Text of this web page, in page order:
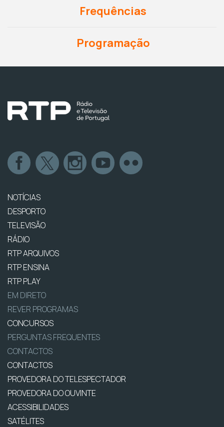
Frequências
Programação
NOTÍCIAS
DESPORTO
TELEVISÃO
RÁDIO
RTP ARQUIVOS
RTP ENSINA
RTP PLAY
EM DIRETO
REVER PROGRAMAS
CONCURSOS
PERGUNTAS FREQUENTES
CONTACTOS
CONTACTOS
PROVEDORA DO TELESPECTADOR
PROVEDORA DO OUVINTE
ACESSIBILIDADES
SATÉLITES